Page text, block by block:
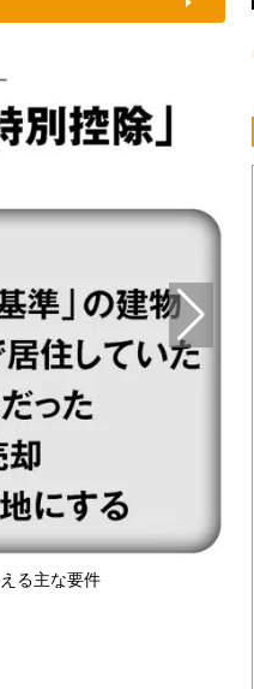
る主な要件